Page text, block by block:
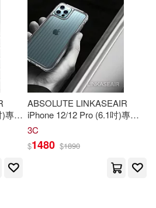
試研究院(55)
專業技術資格考
會(54)
劍天涯(53)
Cindy(52)
社(375)
版社(361)
京公司(353)
專用
菌
ABSOLUTE LINKASEAIR
iPhone 12/12 Pro (6.1吋)專用
電子蝕刻技術防摔抗變色抗菌
12/12Pro專用
3C
$1480 $1890